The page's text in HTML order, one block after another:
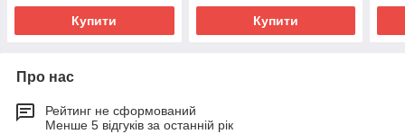
Купити Купити
Про нас
Рейтинг не сформований
Менше 5 відгуків за останній рік